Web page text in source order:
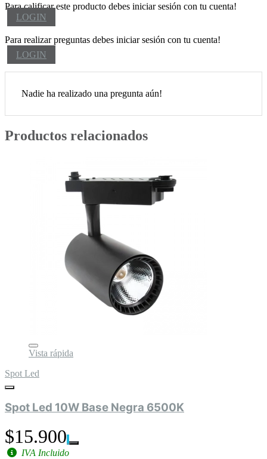
Para calificar este producto debes iniciar sesión con tu cuenta!
LOGIN
Para realizar preguntas debes iniciar sesión con tu cuenta!
LOGIN
Nadie ha realizado una pregunta aún!
Productos relacionados
Vista rápida
Spot Led
Spot Led 10W Base Negra 6500K
$15.900
IVA Incluido